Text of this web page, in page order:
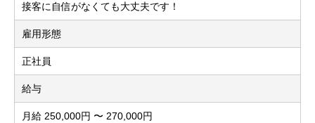
接客に自信がなくても大丈夫です！
雇用形態
正社員
給与
月給 250,000円 〜 270,000円